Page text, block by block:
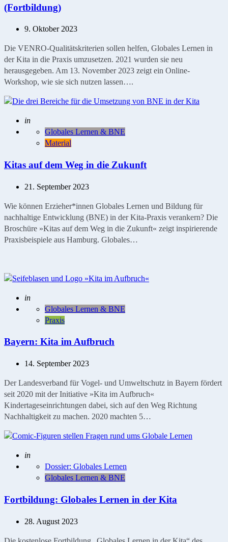
(Fortbildung)
9. Oktober 2023
Die VENRO-Qualitätskriterien sollen helfen, Globales Lernen in
der Kita in die Praxis umzusetzen. 2021 wurden sie neu
herausgegeben. Am 13. November 2023 zeigt ein Online-
Workshop, wie sie sich nutzen lassen….
Geschrieben
in
Globales Lernen & BNE
Material
Kitas auf dem Weg in die Zukunft
21. September 2023
Wie können Erzieher*innen Globales Lernen und Bildung für
nachhaltige Entwicklung (BNE) in der Kita-Praxis verankern? Die
Broschüre »Kitas auf dem Weg in die Zukunft« zeigt inspirierende
Praxisbeispiele aus Hamburg. Globales…
Geschrieben
in
Globales Lernen & BNE
Praxis
Bayern: Kita im Aufbruch
14. September 2023
Der Landesverband für Vogel- und Umweltschutz in Bayern fördert
seit 2020 mit der Initiative »Kita im Aufbruch«
Kindertageseinrichtungen dabei, sich auf den Weg Richtung
Nachhaltigkeit zu machen. 2020 machten 5…
Geschrieben
in
Dossier: Globales Lernen
Globales Lernen & BNE
Fortbildung: Globales Lernen in der Kita
28. August 2023